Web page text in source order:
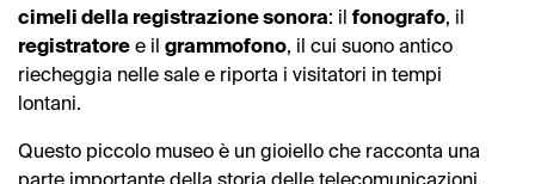
cimeli della registrazione sonora: il fonografo, il
registratore e il grammofono, il cui suono antico
riecheggia nelle sale e riporta i visitatori in tempi
lontani.
Questo piccolo museo è un gioiello che racconta una
parte importante della storia delle telecomunicazioni.